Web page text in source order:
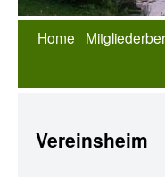
Home
Vereinsheim